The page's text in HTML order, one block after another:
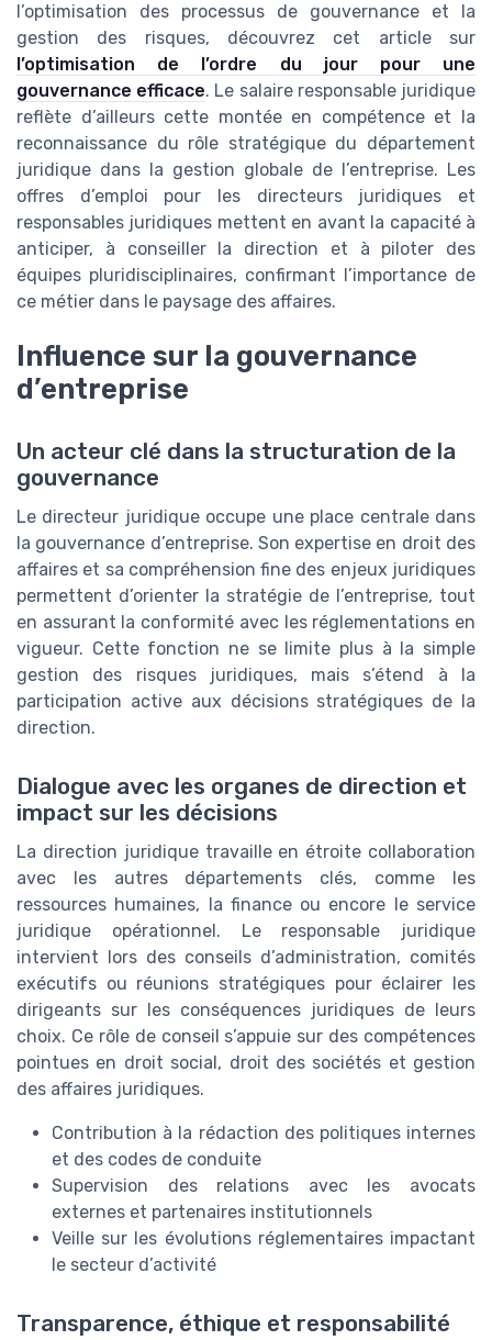
l’optimisation des processus de gouvernance et la
gestion des risques, découvrez cet article sur
l’optimisation de l’ordre du jour pour une
gouvernance efficace. Le salaire responsable juridique
reflète d’ailleurs cette montée en compétence et la
reconnaissance du rôle stratégique du département
juridique dans la gestion globale de l’entreprise. Les
offres d’emploi pour les directeurs juridiques et
responsables juridiques mettent en avant la capacité à
anticiper, à conseiller la direction et à piloter des
équipes pluridisciplinaires, confirmant l’importance de
ce métier dans le paysage des affaires.
Influence sur la gouvernance
d’entreprise
Un acteur clé dans la structuration de la
gouvernance
Le directeur juridique occupe une place centrale dans
la gouvernance d’entreprise. Son expertise en droit des
affaires et sa compréhension fine des enjeux juridiques
permettent d’orienter la stratégie de l’entreprise, tout
en assurant la conformité avec les réglementations en
vigueur. Cette fonction ne se limite plus à la simple
gestion des risques juridiques, mais s’étend à la
participation active aux décisions stratégiques de la
direction.
Dialogue avec les organes de direction et
impact sur les décisions
La direction juridique travaille en étroite collaboration
avec les autres départements clés, comme les
ressources humaines, la finance ou encore le service
juridique opérationnel. Le responsable juridique
intervient lors des conseils d’administration, comités
exécutifs ou réunions stratégiques pour éclairer les
dirigeants sur les conséquences juridiques de leurs
choix. Ce rôle de conseil s’appuie sur des compétences
pointues en droit social, droit des sociétés et gestion
des affaires juridiques.
Contribution à la rédaction des politiques internes
et des codes de conduite
Supervision des relations avec les avocats
externes et partenaires institutionnels
Veille sur les évolutions réglementaires impactant
le secteur d’activité
Transparence, éthique et responsabilité